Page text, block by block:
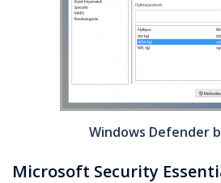
Windows Defender
Microsoft Security